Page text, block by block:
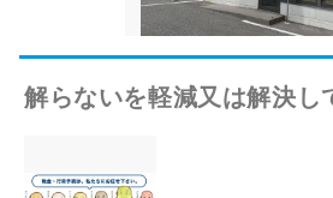
解らないを軽減又は解決し